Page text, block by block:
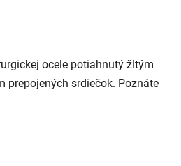
ocele potiahnutý žltým
srdiečok. Poznáte